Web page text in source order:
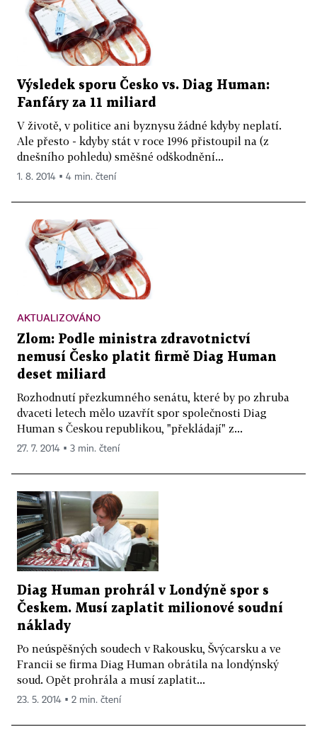
Výsledek sporu Česko vs. Diag Human:
Fanfáry za 11 miliard
V životě, v politice ani byznysu žádné kdyby neplatí.
Ale přesto - kdyby stát v roce 1996 přistoupil na (z
dnešního pohledu) směšné odškodnění...
1. 8. 2014 ▪ 4 min. čtení
AKTUALIZOVÁNO
Zlom: Podle ministra zdravotnictví
nemusí Česko platit firmě Diag Human
deset miliard
Rozhodnutí přezkumného senátu, které by po zhruba
dvaceti letech mělo uzavřít spor společnosti Diag
Human s Českou republikou, "překládají" z...
27. 7. 2014 ▪ 3 min. čtení
Diag Human prohrál v Londýně spor s
Českem. Musí zaplatit milionové soudní
náklady
Po neúspěšných soudech v Rakousku, Švýcarsku a ve
Francii se firma Diag Human obrátila na londýnský
soud. Opět prohrála a musí zaplatit...
23. 5. 2014 ▪ 2 min. čtení